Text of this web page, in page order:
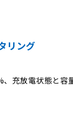
リング
充放電状態と容